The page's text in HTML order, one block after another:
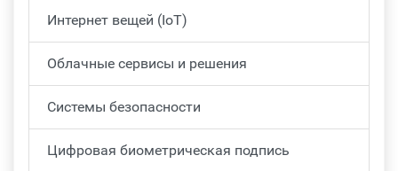
Интернет вещей (IoT)
Облачные сервисы и решения
Системы безопасности
Цифровая биометрическая подпись